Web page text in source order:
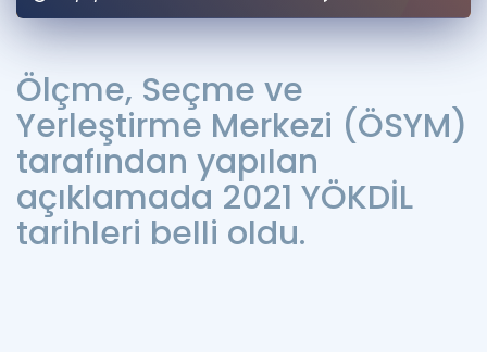
Puan Hesaplama
ÖSYM Sınav Takvimi
Kampanyalar
Blog
Ölçme, Seçme ve
Yerleştirme Merkezi (ÖSYM)
tarafından yapılan
açıklamada 2021 YÖKDİL
tarihleri belli oldu.